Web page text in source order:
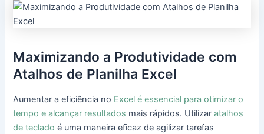
Maximizando a Produtividade com
Atalhos de Planilha Excel
Aumentar a eficiência no Excel é essencial para otimizar o
tempo e alcançar resultados mais rápidos. Utilizaratalhos
de teclado é uma maneira eficaz de agilizar tarefas